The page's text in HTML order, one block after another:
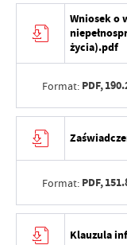
Wniosek o
życia).pdf
Format: PDF,
Format: PDF,
Klauzula